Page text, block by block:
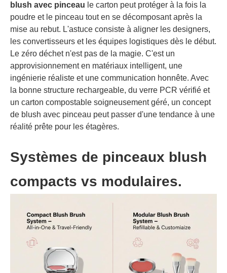
blush avec pinceau le carton peut protéger à la fois la
poudre et le pinceau tout en se décomposant après la
mise au rebut. L'astuce consiste à aligner les designers,
les convertisseurs et les équipes logistiques dès le début.
Le zéro déchet n'est pas de la magie. C'est un
approvisionnement en matériaux intelligent, une
ingénierie réaliste et une communication honnête. Avec
la bonne structure rechargeable, du verre PCR vérifié et
un carton compostable soigneusement géré, un concept
de blush avec pinceau peut passer d'une tendance à une
réalité prête pour les étagères.
Systèmes de pinceaux blush
compacts vs modulaires.